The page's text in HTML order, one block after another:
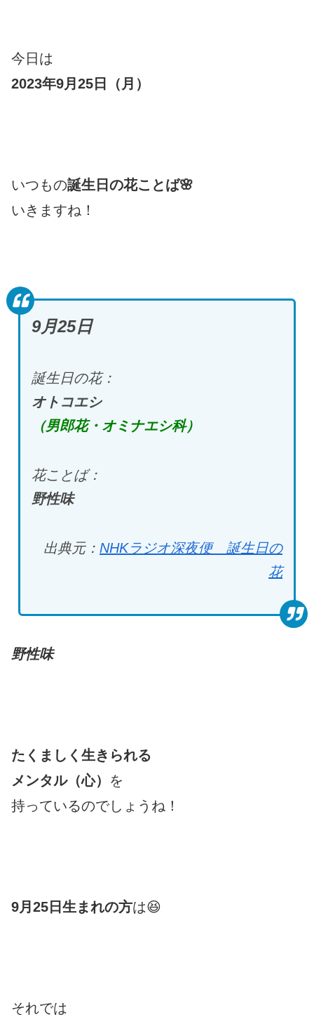
今日は
2023年9月25日（月）
いつもの誕生日の花ことば🌸
いきますね！
9月25日
誕生日の花：
オトコエシ
（男郎花・オミナエシ科）
花ことば：
野性味
出典元： NHKラジオ深夜便 誕生日の
花
野性味
たくましく生きられる
メンタル（心） を
持っているのでしょうね！
9月25日生まれの方は😆
それでは